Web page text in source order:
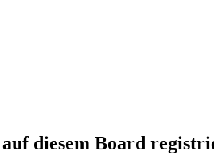
diesem Board